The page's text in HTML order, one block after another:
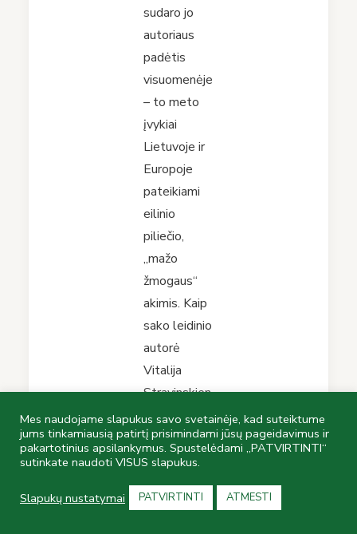
sudaro jo
autoriaus
padėtis
visuomenėje
– to meto
įvykiai
Lietuvoje ir
Europoje
pateikiami
eilinio
piliečio,
„mažo
žmogaus“
akimis. Kaip
sako leidinio
autorė
Vitalija
Stravinskien
ė, tokio
žvilgsnio ir
trūksta
kitiems anų
laikų
Mes naudojame slapukus savo svetainėje, kad suteiktume
jums tinkamiausią patirtį prisimindami jūsų pageidavimus ir
pakartotinius apsilankymus. Spustelėdami „PATVIRTINTI“
sutinkate naudoti VISUS slapukus.
Slapukų nustatymai PATVIRTINTI ATMESTI